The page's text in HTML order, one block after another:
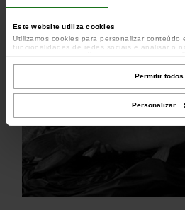
Este website utiliza cookies
Utilizamos cookies para personalizar conteúdo
funcionalidades de redes sociais e analisar o
parceiros de redes sociais, de publicidade e
com outras informações que lhes forneceu ou
sua utilização dos respetivos serviços.
Permitir todos
Personalizar